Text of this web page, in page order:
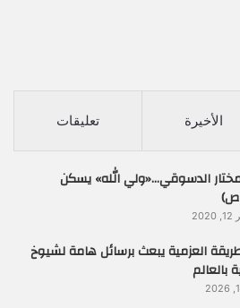
الأخيرة تعليقات
الدسوقي…«ولي الله» يسكن
العزمية يبعث برسائل هامة لشيوخ
بالعالم